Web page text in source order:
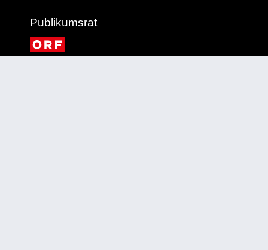
Publikumsrat